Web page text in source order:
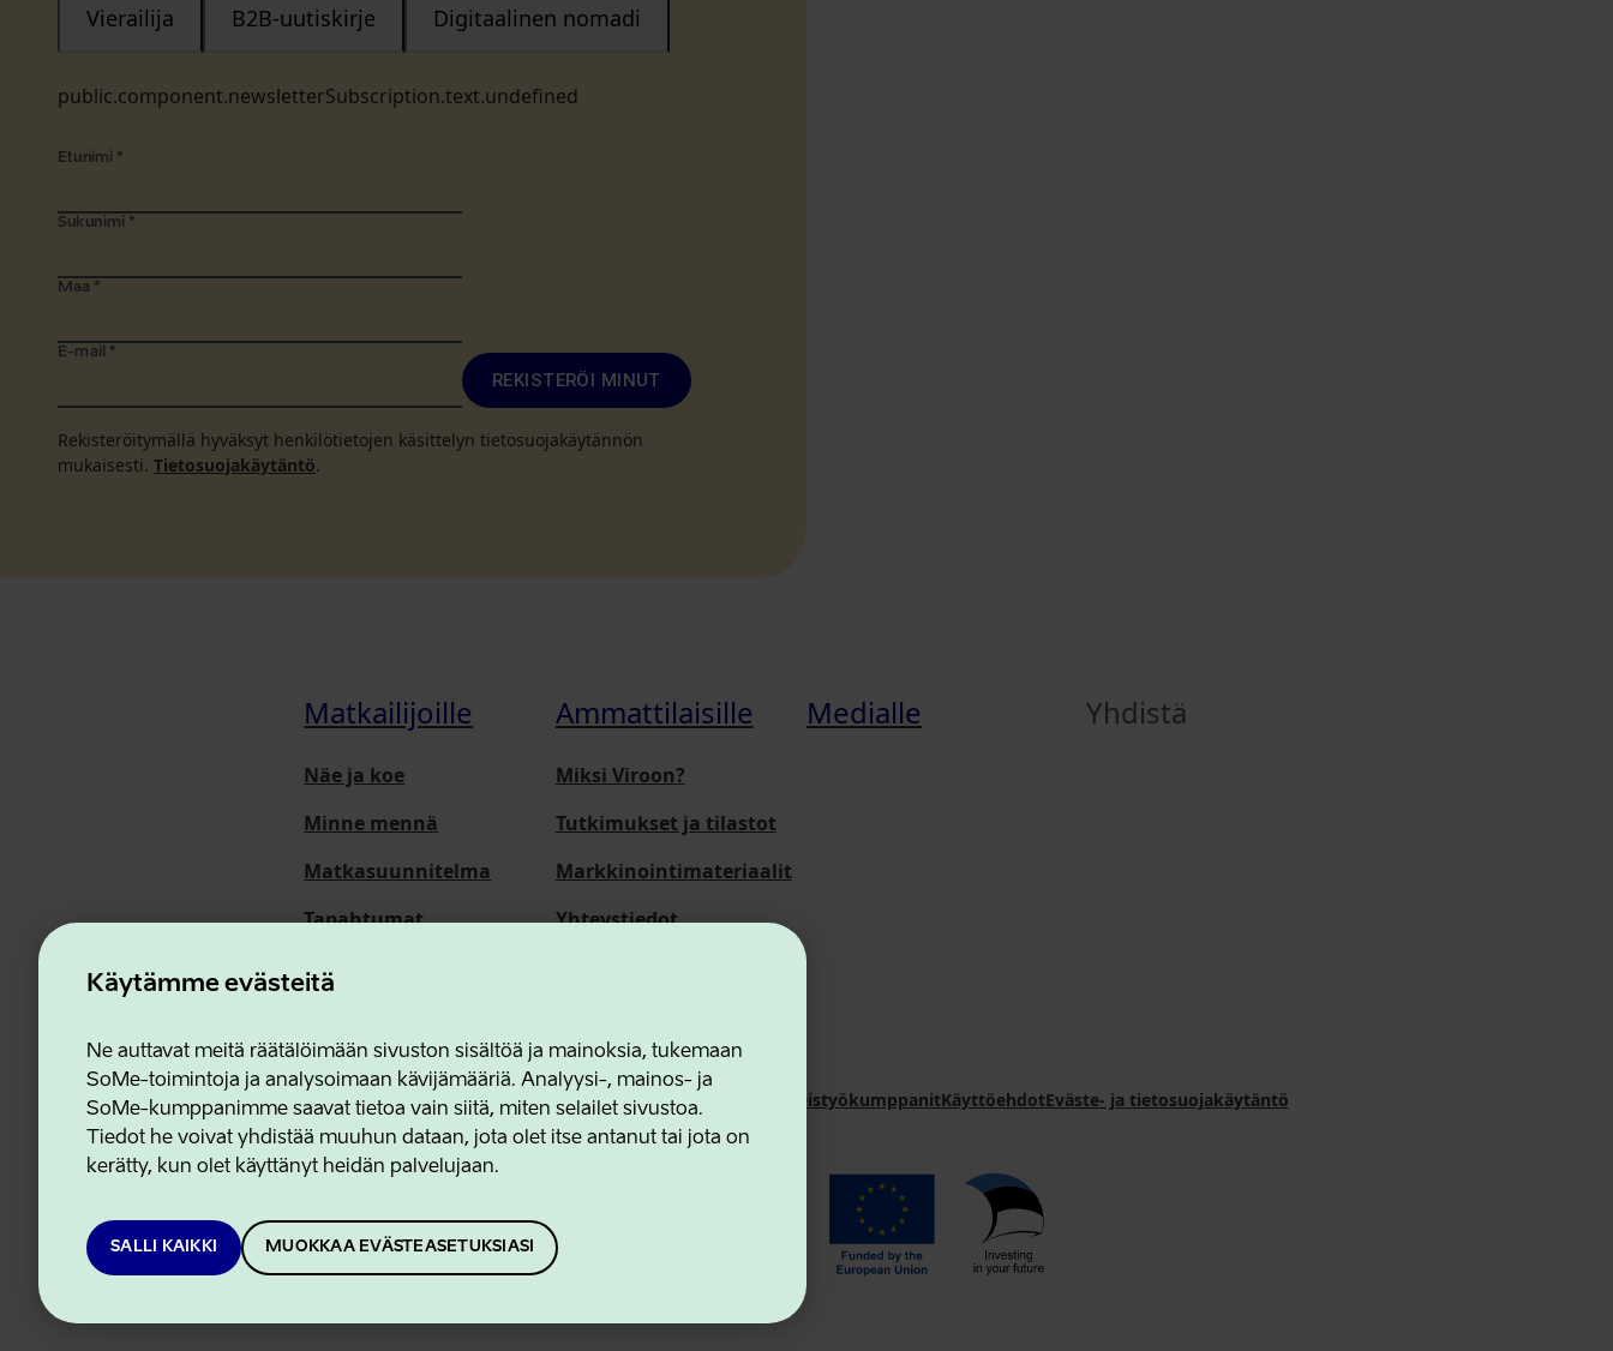
Käytämme evästeitä
Ne auttavat meitä räätälöimään sivuston sisältöä ja mainoksia, tukemaan
SoMe-toimintoja ja analysoimaan kävijämääriä. Analyysi-, mainos- ja
SoMe-kumppanimme saavat tietoa vain siitä, miten selailet sivustoa.
Tiedot he voivat yhdistää muuhun dataan, jota olet itse antanut tai jota on
kerätty, kun olet käyttänyt heidän palvelujaan.
SALLI KAIKKI MUOKKAA EVÄSTEASETUKSIASI
public.component.newsletterSubscription.text.undefined
Vierailija B2B-uutiskirje Digitaalinen nomadi
Etunimi *
Sukunimi *
Maa *
E-mail *
REKISTERÖI MINUT
Rekisteröitymällä hyväksyt henkilötietojen käsittelyn tietosuojakäytännön
mukaisesti. Tietosuojakäytäntö.
Matkailijoille
Näe ja koe
Minne mennä
Matkasuunnitelma
Tapahtumat
Meistä
Ammattilaisille
Miksi Viroon?
Tutkimukset ja tilastot
Markkinointimateriaalit
Yhteystiedot
Medialle Yhdistä
Estonian Business and Innovation AgencyYhteystiedot YhteistyökumppanitKäyttöehdotEväste- ja tietosuojakäytäntö